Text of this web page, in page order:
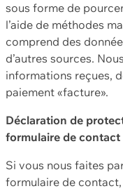
sous forme de
l’aide de méthodes
comprend des
d’autres sources.
informations reçues,
paiement «facture».
Déclaration de
formulaire de contact
Si vous nous faites
formulaire de